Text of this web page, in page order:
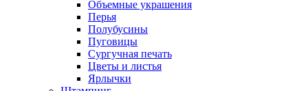
Объемные украшения
Перья
Полубусины
Пуговицы
Сургучная печать
Цветы и листья
Ярлычки